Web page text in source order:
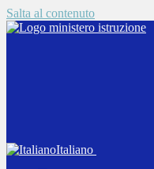
Salta al contenuto
Italiano